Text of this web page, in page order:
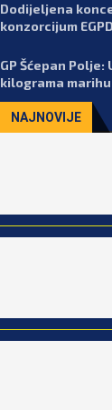
Dodijeljena
konzorcijum
GP Šćepan
kilograma
NAJNOVIJE